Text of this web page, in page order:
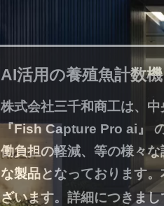
AI活用の養殖魚計数
株式会社三千和商工は、
『Fish Capture Pro ai』
働負担の軽減、等の様々
な製品となっております
ざいます。詳細につきまし